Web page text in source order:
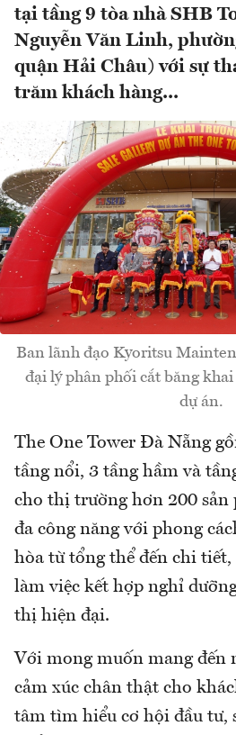
tại tầng 9 tòa nhà SHB
Nguyễn Văn Linh,
quận Hải Châu) với sự
trăm khách hàng...
Ban lãnh đạo Kyoritsu
đại lý phân phối cắt băng
dự án.
The One Tower Đà Nẵng
tầng nổi, 3 tầng hầm và
cho thị trường hơn 200 sản
đa công năng với phong
hòa từ tổng thể đến chi tiết,
làm việc kết hợp nghỉ
thị hiện đại.
Với mong muốn mang đến
cảm xúc chân thật cho
tâm tìm hiểu cơ hội đầu tư,